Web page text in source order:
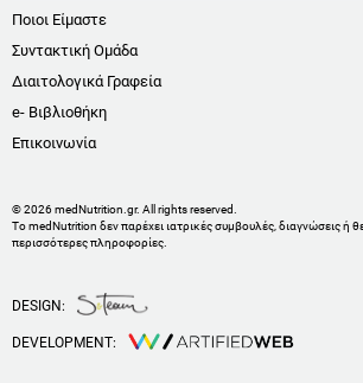
Ποιοι Είμαστε
Συντακτική Ομάδα
Διαιτολογικά Γραφεία
e- Βιβλιοθήκη
Επικοινωνία
© 2026 medNutrition.gr. All rights reserved.
Το medNutrition δεν παρέχει ιατρικές συμβουλές, διαγνώσεις ή
περισσότερες πληροφορίες
DESIGN:
DEVELOPMENT: